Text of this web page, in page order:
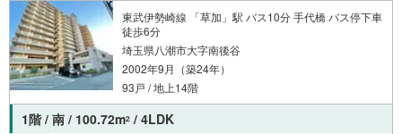
【住宅ローンに強い！本社直結の住宅ローン・契約サポート】
本社在籍の専門スタッフが、金融機関との調整から 審査のポイントまで一
貫してサポート。
現在お借入れがある方、勤続年数が短い方、自己資金に不安がある方も、
まずはご相談ください。住宅ローンに詳しいスタッフが、状況に合わせて
無理のない進め方をご案内します。 初めての方も安心してご相談いただけ
ます。
【本社ならではの総合サポート・検討段階から具体化までスムーズ】
東武伊勢崎線 「草加」駅 バス10分 手代橋 バス停下車
徒歩6分
埼玉県八潮市大字南後谷
2002年9月（築24年）
93戸 / 地上14階
1階 / 南 / 100.72m2 / 4LDK